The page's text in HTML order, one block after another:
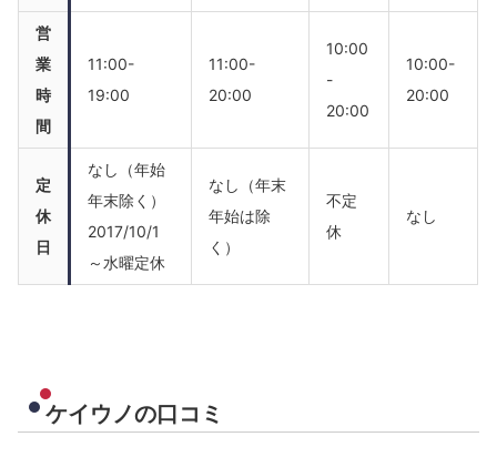
営
業
時
間
11:00-
19:00
11:00-
20:00
10:00
-
20:00
10:00-
20:00
定
休
日
なし（年始
年末除く）
2017/10/1
～水曜定休
なし（年末
年始は除
く）
不定
休
なし
ケイウノの口コミ